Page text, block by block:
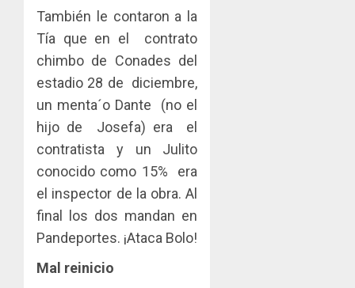
También le contaron a la
Tía que en el contrato
chimbo de Conades del
estadio 28 de diciembre,
un menta´o Dante (no el
hijo de Josefa) era el
contratista y un Julito
conocido como 15% era
el inspector de la obra. Al
final los dos mandan en
Pandeportes. ¡Ataca Bolo!
Mal reinicio